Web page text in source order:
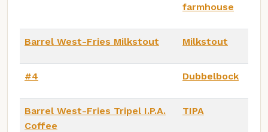
farmhouse
Barrel West-Fries Milkstout Milkstout
#4 Dubbelbock
Barrel West-Fries Tripel I.P.A.
Coffee
TIPA